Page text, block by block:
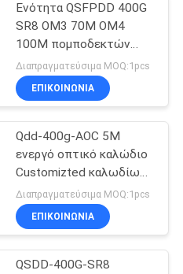
Ενότητα QSFPDD 400G
SR8 OM3 70M OM4
100M πομποδεκτών
MMF SFP
Διαπραγματεύσιμα MOQ:1pcs
ΕΠΙΚΟΙΝΩΝΙΑ
Qdd-400g-AOC 5M
ενεργό οπτικό καλώδιο
Customizted καλωδίων
qsfp-dd 400G AOC
Διαπραγματεύσιμα MOQ:1pcs
ΕΠΙΚΟΙΝΩΝΙΑ
QSDD-400G-SR8